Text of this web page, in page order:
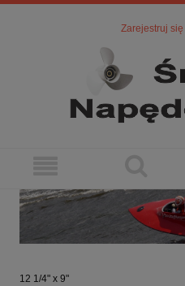
Zarejestruj się
12 1/4" x 9"